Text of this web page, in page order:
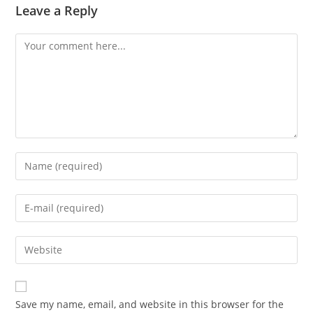
Leave a Reply
Comment
Enter
your
name
comment
Enter
your
email
address
comment
Enter
your
website
URL
Save my name, email, and website in this browser for the